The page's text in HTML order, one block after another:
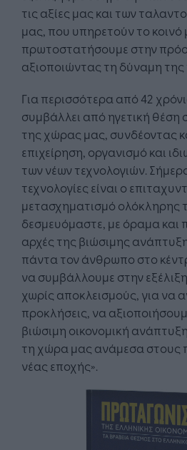
τις αξίες μας και των
μας, που υπηρετούν το
πρωτοστατήσουμε στην
αξιοποιώντας τη δύναμη της
Για περισσότερα από 42
συμβάλλει από ηγετική θέση
της χώρας μας, συνδέοντας
επιχείρηση, οργανισμό και
των νέων τεχνολογιών.
τεχνολογίες είναι ο
μετασχηματισμό ολόκληρης
δεσμευόμαστε, με όραμα και
αρχές της βιώσιμης
πάντα τον άνθρωπο στο
να συμβάλλουμε στην
χωρίς αποκλεισμούς, για να
προκλήσεις, να
βιώσιμη οικονομική
τη χώρα μας ανάμεσα στους
νέας εποχής».